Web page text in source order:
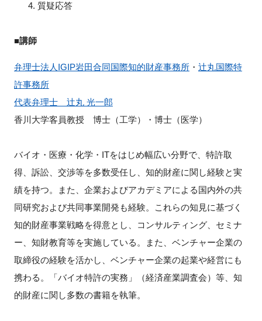
閉じる
質疑応答
■講師
弁理士法人IGIP岩田合同国際知的財産事務所・ 辻丸国際特
許事務所
代表弁理士 辻丸 光一郎
香川大学客員教授 博士（工学）・博士（医学）
バイオ・医療・化学・ITをはじめ幅広い分野で、特許取
得、訴訟、交渉等を多数受任し、知的財産に関し経験と実
績を持つ。また、企業およびアカデミアによる国内外の共
同研究および共同事業開発も経験。これらの知見に基づく
知的財産事業戦略を得意とし、コンサルティング、セミナ
ー、知財教育等を実施している。また、ベンチャー企業の
取締役の経験を活かし、ベンチャー企業の起業や経営にも
携わる。「バイオ特許の実務」（経済産業調査会）等、知
的財産に関し多数の書籍を執筆。